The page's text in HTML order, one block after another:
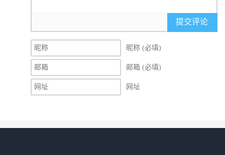
提交评论
昵称 (必填)
邮箱 (必填)
网址